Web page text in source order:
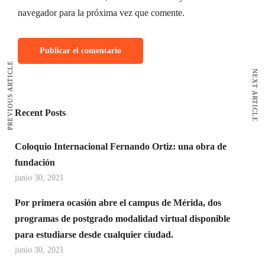
navegador para la próxima vez que comente.
PREVIOUS ARTICLE NEXT ARTICLE
Recent Posts
Coloquio Internacional Fernando Ortiz: una obra de
fundación
junio 30, 2021
Por primera ocasión abre el campus de Mérida, dos
programas de postgrado modalidad virtual disponible
para estudiarse desde cualquier ciudad.
junio 30, 2021